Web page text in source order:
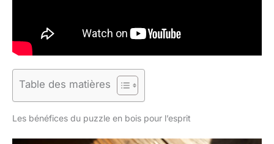
Table des matières
Les bénéfices du puzzle en bois pour l’esprit